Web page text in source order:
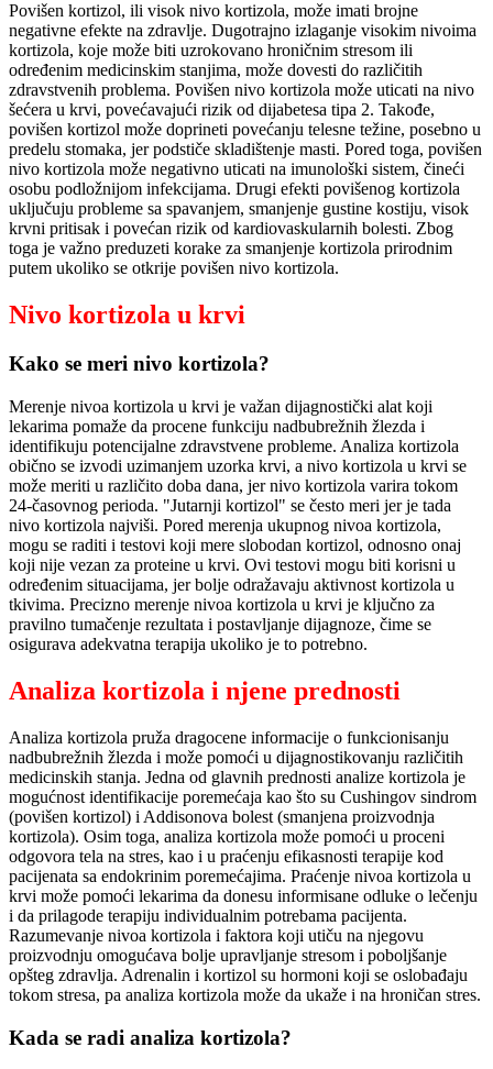
Povišen kortizol, ili visok nivo kortizola, može imati brojne
negativne efekte na zdravlje. Dugotrajno izlaganje visokim nivoima
kortizola, koje može biti uzrokovano hroničnim stresom ili
određenim medicinskim stanjima, može dovesti do različitih
zdravstvenih problema. Povišen nivo kortizola može uticati na nivo
šećera u krvi, povećavajući rizik od dijabetesa tipa 2. Takođe,
povišen kortizol može doprineti povećanju telesne težine, posebno u
predelu stomaka, jer podstiče skladištenje masti. Pored toga, povišen
nivo kortizola može negativno uticati na imunološki sistem, čineći
osobu podložnijom infekcijama. Drugi efekti povišenog kortizola
uključuju probleme sa spavanjem, smanjenje gustine kostiju, visok
krvni pritisak i povećan rizik od kardiovaskularnih bolesti. Zbog
toga je važno preduzeti korake za smanjenje kortizola prirodnim
putem ukoliko se otkrije povišen nivo kortizola.
Nivo kortizola u krvi
Kako se meri nivo kortizola?
Merenje nivoa kortizola u krvi je važan dijagnostički alat koji
lekarima pomaže da procene funkciju nadbubrežnih žlezda i
identifikuju potencijalne zdravstvene probleme. Analiza kortizola
obično se izvodi uzimanjem uzorka krvi, a nivo kortizola u krvi se
može meriti u različito doba dana, jer nivo kortizola varira tokom
24-časovnog perioda. "Jutarnji kortizol" se često meri jer je tada
nivo kortizola najviši. Pored merenja ukupnog nivoa kortizola,
mogu se raditi i testovi koji mere slobodan kortizol, odnosno onaj
koji nije vezan za proteine u krvi. Ovi testovi mogu biti korisni u
određenim situacijama, jer bolje odražavaju aktivnost kortizola u
tkivima. Precizno merenje nivoa kortizola u krvi je ključno za
pravilno tumačenje rezultata i postavljanje dijagnoze, čime se
osigurava adekvatna terapija ukoliko je to potrebno.
Analiza kortizola i njene prednosti
Analiza kortizola pruža dragocene informacije o funkcionisanju
nadbubrežnih žlezda i može pomoći u dijagnostikovanju različitih
medicinskih stanja. Jedna od glavnih prednosti analize kortizola je
mogućnost identifikacije poremećaja kao što su Cushingov sindrom
(povišen kortizol) i Addisonova bolest (smanjena proizvodnja
kortizola). Osim toga, analiza kortizola može pomoći u proceni
odgovora tela na stres, kao i u praćenju efikasnosti terapije kod
pacijenata sa endokrinim poremećajima. Praćenje nivoa kortizola u
krvi može pomoći lekarima da donesu informisane odluke o lečenju
i da prilagode terapiju individualnim potrebama pacijenta.
Razumevanje nivoa kortizola i faktora koji utiču na njegovu
proizvodnju omogućava bolje upravljanje stresom i poboljšanje
opšteg zdravlja. Adrenalin i kortizol su hormoni koji se oslobađaju
tokom stresa, pa analiza kortizola može da ukaže i na hroničan stres.
Kada se radi analiza kortizola?